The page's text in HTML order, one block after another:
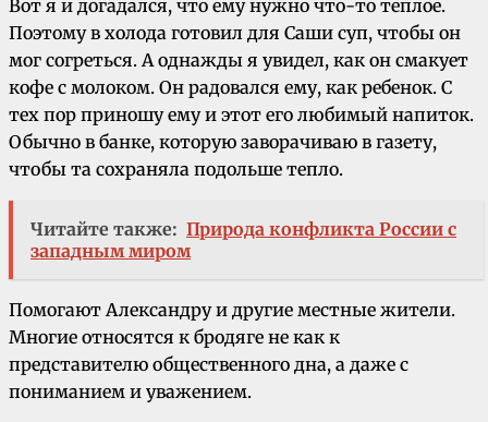
Вот я и догадался, что ему нужно что-то теплое.
Поэтому в холода готовил для Саши суп, чтобы он
мог согреться. А однажды я увидел, как он смакует
кофе с молоком. Он радовался ему, как ребенок. С
тех пор приношу ему и этот его любимый напиток.
Обычно в банке, которую заворачиваю в газету,
чтобы та сохраняла подольше тепло.
Читайте также: Природа конфликта России с
западным миром
Помогают Александру и другие местные жители.
Многие относятся к бродяге не как к
представителю общественного дна, а даже с
пониманием и уважением.